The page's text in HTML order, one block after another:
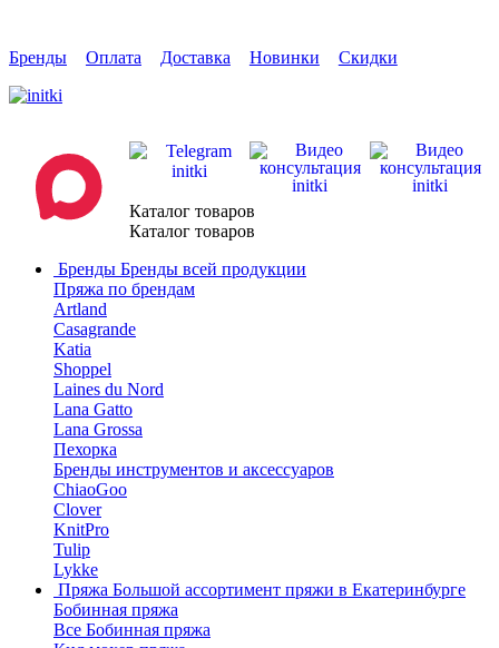
Бренды Оплата Доставка Новинки Скидки
Каталог товаров
Каталог товаров
Бренды Бренды всей продукции
Пряжа по брендам
Artland
Casagrande
Katia
Shoppel
Laines du Nord
Lana Gatto
Lana Grossa
Пехорка
Бренды инструментов и аксессуаров
ChiaoGoo
Clover
KnitPro
Tulip
Lykke
Пряжа Большой ассортимент пряжи в Екатеринбурге
Бобинная пряжа
Все Бобинная пряжа